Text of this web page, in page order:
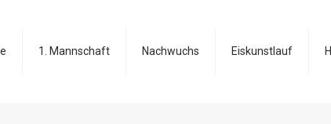
1. Mannschaft Nachwuchs Eiskunstlauf